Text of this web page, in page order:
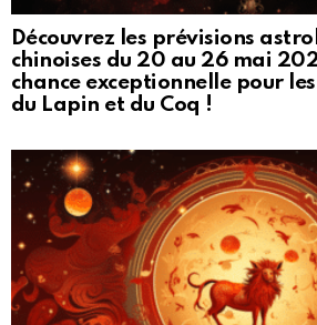
Découvrez les prévisions
chinoises du 20 au 26 mai
chance exceptionnelle pour
du Lapin et du Coq !